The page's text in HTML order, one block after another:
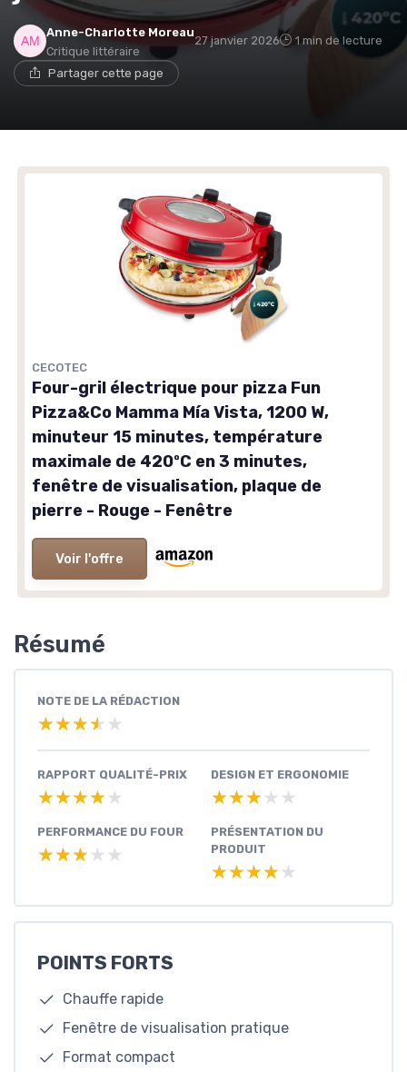
Anne-Charlotte Moreau
Critique littéraire
27 janvier 2026 1 min de lecture
Partager cette page
CECOTEC
Four-gril électrique pour pizza Fun
Pizza&Co Mamma Mía Vista, 1200 W,
minuteur 15 minutes, température
maximale de 420ºC en 3 minutes,
fenêtre de visualisation, plaque de
pierre - Rouge - Fenêtre
Voir l'offre
Résumé
NOTE DE LA RÉDACTION
★★★★★
★★★★★
RAPPORT QUALITÉ-PRIX
★★★★★
★★★★★
DESIGN ET ERGONOMIE
★★★★★
★★★★★
PERFORMANCE DU FOUR
★★★★★
★★★★★
PRÉSENTATION DU
PRODUIT
★★★★★
★★★★★
POINTS FORTS
Chauffe rapide
Fenêtre de visualisation pratique
Format compact
→ Je rejoins le club
* En rejoignant le club, j'accepte de recevoir les emails